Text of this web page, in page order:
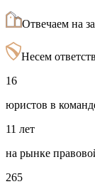
Отвечаем на
Несем
16
юристов в
11 лет
на рынке
265